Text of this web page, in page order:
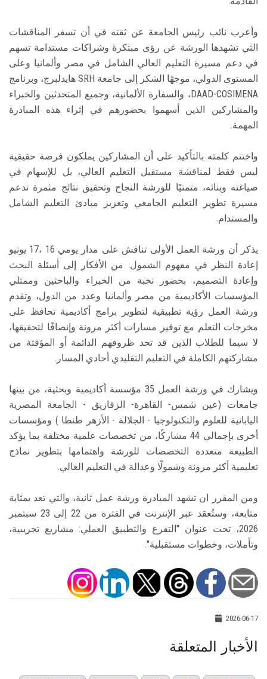
وأعرب نائب رئيس الجامعة عن ثقته في أن تسفر المناقشات
التي تشهدها الورشة عن رؤى مبتكرة وشراكات مستدامة تسهم
في دعم مسيرة التعليم العالي الشامل في مصر وألمانيا وعلى
المستوى الدولي، موجهًا الشكر إلى جامعة SRH هايدلبرج، وبرنامج
DAAD-COSIMENA، والسفارة الألمانية، وجميع المتحدثين والخبراء
والمشاركين الذين أسهموا بحضورهم في إثراء هذه المبادرة
المهمة.
واختتم كلمته بالتأكيد على أن المشاركين يملكون فرصة حقيقية
ليس فقط لمناقشة مستقبل التعليم العالي، بل للإسهام في
صياغته وبنائه، متمنيًا للورشة النجاح وتحقيق نتائج مثمرة تدعم
مسيرة تطوير التعليم الجامعي وتعزيز مبادئ التعليم الشامل
والمستدام.
يذكر أن ورشة العمل الأولى تناقش على مدار يومي 16 ،17 يونيو
إعادة النظر في مفهوم الشمول: من الأفكار إلى أسئلة البحث
وإعادة التصميم، بحضور نخبة من الخبراء والباحثين وممثلي
المؤسسات الأكاديمية من مصر وألمانيا وعدد من الدول، وتقدم
ورشة العمل رؤية تطبيقية لتطوير برامج أكاديمية تحافظ على
مخرجات التعلم مع توفير مسارات أكثر مرونة وإنصافًا لتحقيقها،
لا سيما للطلاب الذين قد تحد ظروفهم الدائمة أو المؤقتة من
مشاركتهم الكاملة في التعليم التقليدي أحادي المسار.
ويشارك في ورشة العمل 35 مؤسسة أكاديمية وبحثية، من بينها
جامعات (عين شمس- القاهرة- الزقازيق - الجامعة المصرية
اليابانية للعلوم والتكنولوجيا - الجلالة - الأزهر طنطا ) ومؤسسات
أخرى بإجمالي 44 مشاركًا، من تخصصات علمية مختلفة بما يؤكد
الطبيعة متعددة التخصصات للورشة واهتمامها بتطوير نماذج
تعليمية أكثر مرونة وشمولًا وعدالة في التعليم العالي.
ومن المقرر ان تشهد المبادرة ورشة عمل ثانية، والتي تعد بمثابة
متابعة، وستُعقد عبر الإنترنت في الفترة من 22 إلى 23 سبتمبر
2026، تحت عنوان "التفرع والتطبيق العملي: مشاريع تجريبية،
وتأملات، وخطوات مستقبلية".
2026-06-17
الأخبار المتعلقة